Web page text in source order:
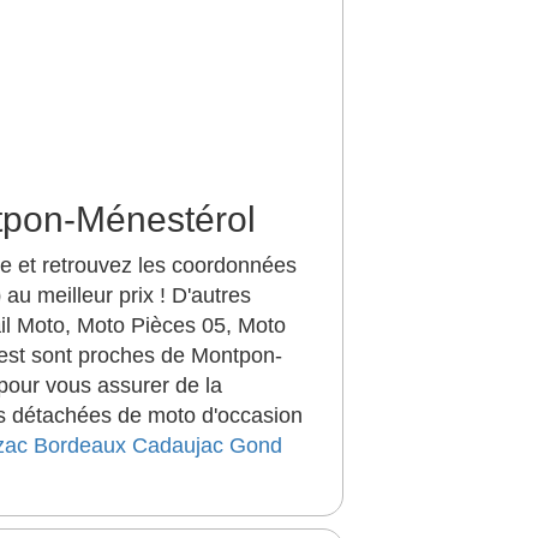
Ménestérol
et retrouvez les coordonnées
meilleur prix ! D'autres
Moto, Moto Pièces 05, Moto
sont proches de Montpon-
vous assurer de la
de moto d'occasion
Bordeaux Cadaujac Gond